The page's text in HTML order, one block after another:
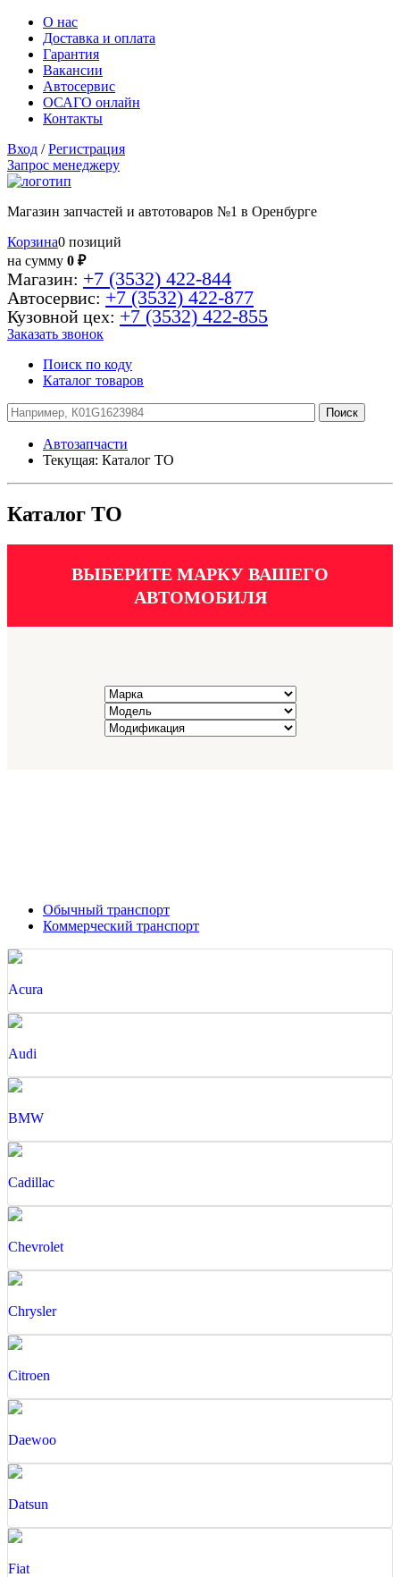
О нас
Доставка и оплата
Гарантия
Вакансии
Автосервис
ОСАГО онлайн
Контакты
Вход / Регистрация
Запрос менеджеру
Магазин запчастей и автотоваров №1 в Оренбурге
Корзина0 позиций
на сумму 0 ₽
Магазин: +7 (3532) 422-844
Автосервис: +7 (3532) 422-877
Кузовной цех: +7 (3532) 422-855
Заказать звонок
Поиск по коду
Каталог товаров
Автозапчасти
Текущая: Каталог ТО
Каталог ТО
ВЫБЕРИТЕ МАРКУ ВАШЕГО
АВТОМОБИЛЯ
Обычный транспорт
Коммерческий транспорт
Acura
Audi
BMW
Cadillac
Chevrolet
Chrysler
Citroen
Daewoo
Datsun
Fiat